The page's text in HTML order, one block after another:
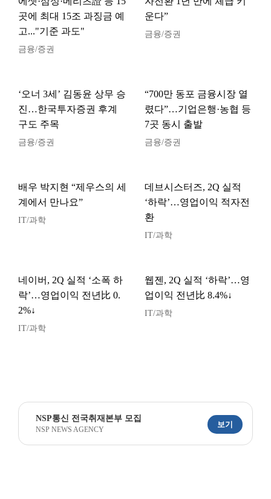
곳에 최대 15조 과징금 예
고..."기준 과도"
금융/증권
운다”
금융/증권
‘오너 3세’ 김동윤 상무 승
진…한국투자증권 후계
구도 주목
금융/증권
“700만 동포 금융시장 열
렸다”…기업은행·농협 등
7곳 동시 출발
금융/증권
배우 박지현 “제우스의 세
계에서 만나요”
IT/과학
데브시스터즈, 2Q 실적
‘하락’…영업이익 적자전
환
IT/과학
네이버, 2Q 실적 ‘소폭 하
락’…영업이익 전년比 0.
2%↓
IT/과학
웹젠, 2Q 실적 ‘하락’…영
업이익 전년比 8.4%↓
IT/과학
NSP통신 전국취재본부 모집
NSP NEWS AGENCY
보기